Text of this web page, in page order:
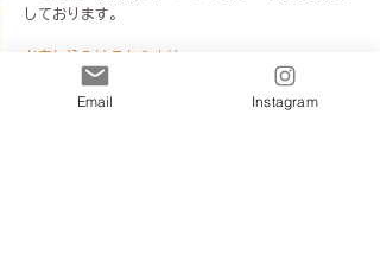
しております。
お申し込みはこちらより
🎃１０月１３日現在🎃
Email Instagram